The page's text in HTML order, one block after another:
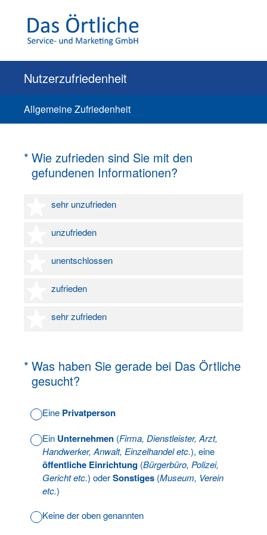
Nutzerzufriedenheit
Allgemeine Zufriedenheit
* Wie zufrieden sind Sie mit den
gefundenen Informationen?
(Erforderlich.)
sehr unzufrieden
1 Stern
unzufrieden
2 Sterne
unentschlossen
3 Sterne
zufrieden
4 Sterne
sehr zufrieden
5 Sterne
* Was haben Sie gerade bei Das Örtliche
gesucht?
(Erforderlich.)
Eine Privatperson
Ein Unternehmen (Firma, Dienstleister, Arzt,
Handwerker, Anwalt, Einzelhandel etc.), eine
öffentliche Einrichtung (Bürgerbüro, Polizei,
Gericht etc.) oderSonstiges (Museum, Verein
etc.)
Keine der oben genannten